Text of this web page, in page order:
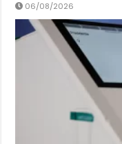
06/08/2026